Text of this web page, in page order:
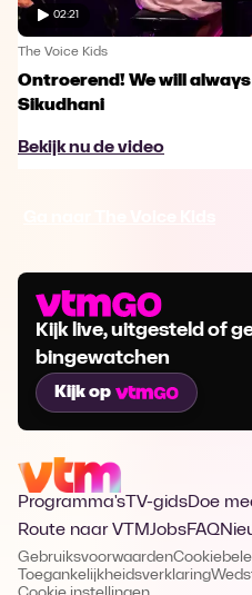
02:21
The Voice Kids
Ontroerend! We will
Sikudhani
Bekijk nu de video
Kijk live, uitgesteld of
bingewatchen
Kijk op
Programma's TV-gidsDoe
Route naar VTMJobsFAQ
Gebruiksvoorwaarden
Toegankelijkheidsverklaring